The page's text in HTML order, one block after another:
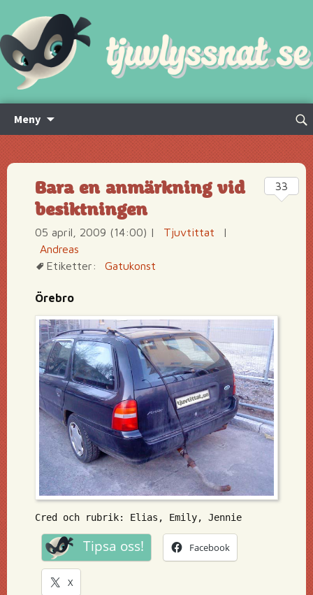
Meny
innehåll
Sök
Bara en anmärkning vid
besiktningen
05 april, 2009 (14:00) | Tjuvtittat
|
Andreas
Etiketter:
Gatukonst
Örebro
Cred och rubrik: Elias, Emily, Jennie
Tipsa oss! Facebook
X
33